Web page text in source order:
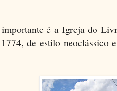
é a Igreja do
de estilo neoclássico